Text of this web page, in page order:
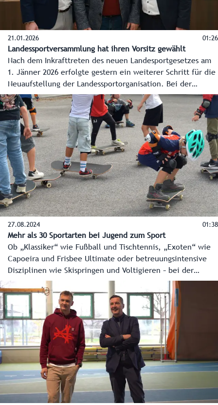
21.01.2026 01:26
Landessportversammlung hat ihren Vorsitz gewählt
Nach dem Inkrafttreten des neuen Landesportgesetzes am
1. Jänner 2026 erfolgte gestern ein weiterer Schritt für die
Neuaufstellung der Landessportorganisation. Bei der
konstituierenden Sitzung der Landessportversammlung fand
die Wahl des Vorsitzes sowie die Wahl der Mitglieder des
Landessportrates statt. Vielen bekannt als Präsident des
Salzburger Landesskiverbands, wurde Bartl Gensbichler
zum Vorsitzenden gewählt.
27.08.2024 01:38
Mehr als 30 Sportarten bei Jugend zum Sport
Ob „Klassiker“ wie Fußball und Tischtennis, „Exoten“ wie
Capoeira und Frisbee Ultimate oder betreuungsintensive
Disziplinen wie Skispringen und Voltigieren – bei der
diesjährigen Ausgabe von „Jugend zum Sport“, einer
Initiative des Landes Salzburg, ist im ULSZ Rif für alle
Kinder zwischen sechs und 14 Jahren wieder etwas dabei.
Insgesamt können 30 Sportarten ohne Voranmeldung
ausprobiert werden.